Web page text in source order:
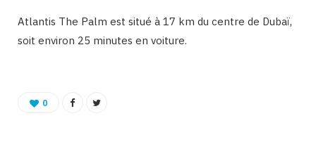
Atlantis The Palm est situé à 17 km du centre de Dubaï,
soit environ 25 minutes en voiture.
0